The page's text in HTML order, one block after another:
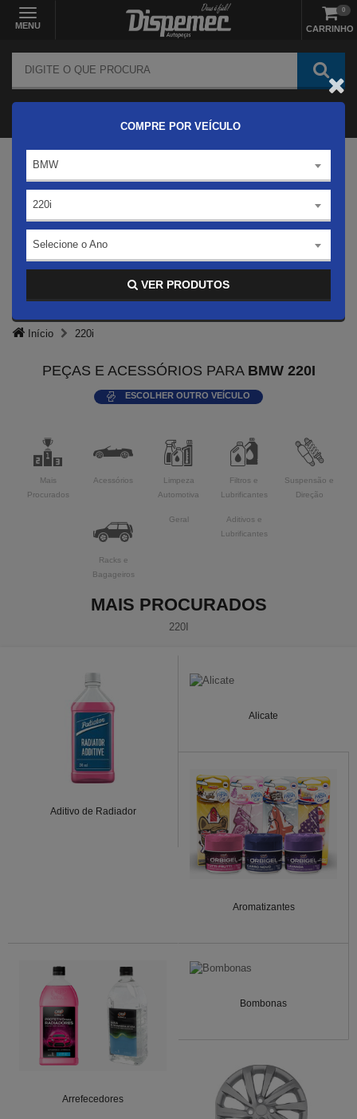
MENU CARRINHO
0
COMPRE POR VEÍCULO
BMW
220i
Selecione o Ano
VER PRODUTOS
Início 220i
PEÇAS E ACESSÓRIOS PARA BMW 220I
ESCOLHER OUTRO VEÍCULO
Mais
Procurados
Acessórios
Limpeza
Automotiva
Filtros e
Lubrificantes
Suspensão e
Direção
Racks e
Bagageiros
Geral
Aditivos e
Lubrificantes
MAIS PROCURADOS
220I
Aditivo de Radiador
Alicate
Aromatizantes
Arrefecedores
Bombonas